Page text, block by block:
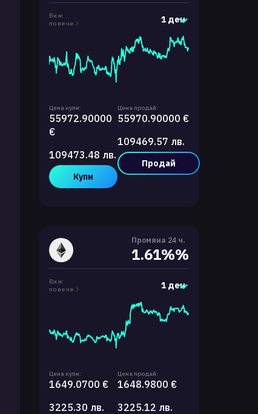
Виж
повече
1 ден
Цена купи:
55972.90000
€
109473.48 лв.
Купи
Цена продай:
55970.90000 €
109469.57 лв.
Продай
Промяна 24 ч.
1.61%%
Виж
повече
1 ден
Цена купи:
1649.0700 €
3225.30 лв.
Цена продай:
1648.9800 €
3225.12 лв.